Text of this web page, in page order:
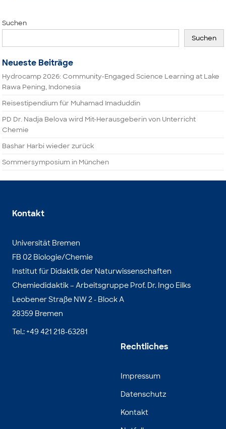
Suchen
Suchen
Neueste Beiträge
Hydrocamp 2026: Community-Engaged Science Learning at Lake
Rawa Pening, Indonesia
Reisestipendium für Muhamad Imaduddin
PD Dr. Nadja Belova wird Mit-Herausgeberin von Unterricht
Chemie
Bashar Harbi wieder zurück
Sommersymposium in München
Kontakt
Universität Bremen
FB 02 Biologie/Chemie
Institut für Didaktik der Naturwissenschaften
Chemiedidaktik – Arbeitsgruppe Prof. Dr. Ingo Eilks
Leobener Straße NW 2 - Block A
28359 Bremen
Tel.: +49 421 218-63281
Rechtliches
Impressum
Datenschutz
Kontakt